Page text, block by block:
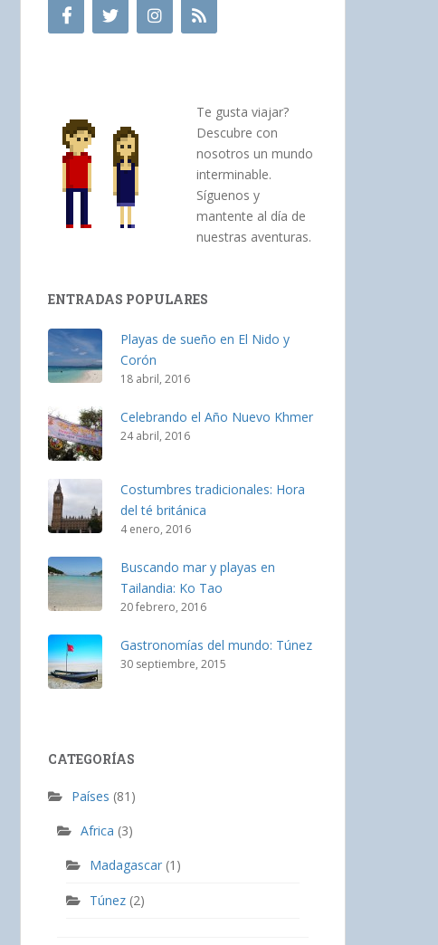
Te gusta viajar?
Descubre con
nosotros un mundo
interminable.
Síguenos y
mantente al día de
nuestras aventuras.
ENTRADAS POPULARES
Playas de sueño en El Nido y
Corón
18 abril, 2016
Celebrando el Año Nuevo Khmer
24 abril, 2016
Costumbres tradicionales: Hora
del té británica
4 enero, 2016
Buscando mar y playas en
Tailandia: Ko Tao
20 febrero, 2016
Gastronomías del mundo: Túnez
30 septiembre, 2015
CATEGORÍAS
Países (81)
Africa (3)
Madagascar (1)
Túnez (2)